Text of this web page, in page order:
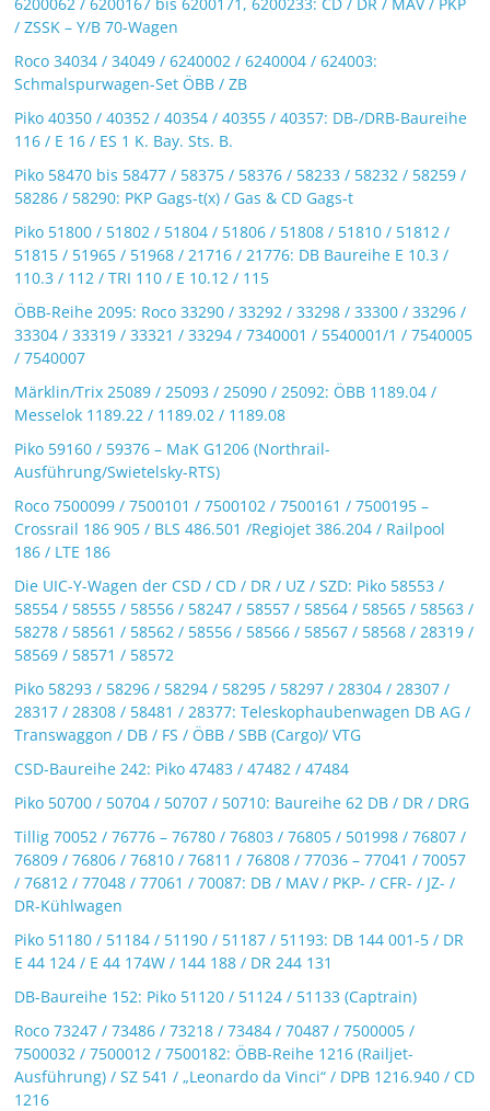
/ ZSSK – Y/B 70-Wagen
Roco 34034 / 34049 / 6240002 / 6240004 / 624003:
Schmalspurwagen-Set ÖBB / ZB
Piko 40350 / 40352 / 40354 / 40355 / 40357: DB-/DRB-Baureihe
116 / E 16 / ES 1 K. Bay. Sts. B.
Piko 58470 bis 58477 / 58375 / 58376 / 58233 / 58232 / 58259 /
58286 / 58290: PKP Gags-t(x) / Gas & CD Gags-t
Piko 51800 / 51802 / 51804 / 51806 / 51808 / 51810 / 51812 /
51815 / 51965 / 51968 / 21716 / 21776: DB Baureihe E 10.3 /
110.3 / 112 / TRI 110 / E 10.12 / 115
ÖBB-Reihe 2095: Roco 33290 / 33292 / 33298 / 33300 / 33296 /
33304 / 33319 / 33321 / 33294 / 7340001 / 5540001/1 / 7540005
/ 7540007
Märklin/Trix 25089 / 25093 / 25090 / 25092: ÖBB 1189.04 /
Messelok 1189.22 / 1189.02 / 1189.08
Piko 59160 / 59376 – MaK G1206 (Northrail-
Ausführung/Swietelsky-RTS)
Roco 7500099 / 7500101 / 7500102 / 7500161 / 7500195 –
Crossrail 186 905 / BLS 486.501 /Regiojet 386.204 / Railpool
186 / LTE 186
Die UIC-Y-Wagen der CSD / CD / DR / UZ / SZD: Piko 58553 /
58554 / 58555 / 58556 / 58247 / 58557 / 58564 / 58565 / 58563 /
58278 / 58561 / 58562 / 58556 / 58566 / 58567 / 58568 / 28319 /
58569 / 58571 / 58572
Piko 58293 / 58296 / 58294 / 58295 / 58297 / 28304 / 28307 /
28317 / 28308 / 58481 / 28377: Teleskophaubenwagen DB AG /
Transwaggon / DB / FS / ÖBB / SBB (Cargo)/ VTG
CSD-Baureihe 242: Piko 47483 / 47482 / 47484
Piko 50700 / 50704 / 50707 / 50710: Baureihe 62 DB / DR / DRG
Tillig 70052 / 76776 – 76780 / 76803 / 76805 / 501998 / 76807 /
76809 / 76806 / 76810 / 76811 / 76808 / 77036 – 77041 / 70057
/ 76812 / 77048 / 77061 / 70087: DB / MAV / PKP- / CFR- / JZ- /
DR-Kühlwagen
Piko 51180 / 51184 / 51190 / 51187 / 51193: DB 144 001-5 / DR
E 44 124 / E 44 174W / 144 188 / DR 244 131
DB-Baureihe 152: Piko 51120 / 51124 / 51133 (Captrain)
Roco 73247 / 73486 / 73218 / 73484 / 70487 / 7500005 /
7500032 / 7500012 / 7500182: ÖBB-Reihe 1216 (Railjet-
Ausführung) / SZ 541 / „Leonardo da Vinci“ / DPB 1216.940 / CD
1216